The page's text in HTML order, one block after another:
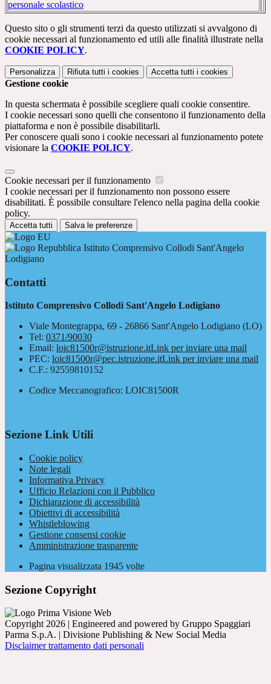
personale scolastico
Questo sito o gli strumenti terzi da questo utilizzati si avvalgono di
cookie necessari al funzionamento ed utili alle finalità illustrate nella
COOKIE POLICY.
Personalizza Rifiuta tutti i cookies Accetta tutti i cookies
Gestione cookie
In questa schermata è possibile scegliere quali cookie consentire.
I cookie necessari sono quelli che consentono il funzionamento della
piattaforma e non è possibile disabilitarli.
Per conoscere quali sono i cookie necessari al funzionamento potete
visionare la COOKIE POLICY.
Cookie necessari per il funzionamento
I cookie necessari per il funzionamento non possono essere
disabilitati. È possibile consultare l'elenco nella pagina della cookie
policy.
Accetta tutti Salva le preferenze
Istituto Comprensivo Collodi Sant'Angelo
Lodigiano
Contatti
Istituto Comprensivo Collodi Sant'Angelo Lodigiano
Viale Montegrappa, 69 - 26866 Sant'Angelo Lodigiano (LO)
Tel: 0371/90030
Email: loic81500r@istruzione.itLink per inviare una mail
PEC: loic81500r@pec.istruzione.itLink per inviare una mail
C.F.: 92559810152
Codice Meccanografico: LOIC81500R
Sezione Link Utili
Cookie policy
Note legali
Informativa Privacy
Ufficio Relazioni con il Pubblico
Dichiarazione di accessibilità
Obiettivi di accessibilità
Whistleblowing
Gestione consensi cookie
Amministrazione trasparente
Pagina visualizzata 1945 volte
Sezione Copyright
Copyright 2026 | Engineered and powered by Gruppo Spaggiari
Parma S.p.A. | Divisione Publishing & New Social Media
Disclaimer trattamento dati personali